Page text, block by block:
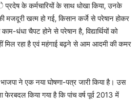
के कर्मचारियों के साथ धोखा किया, उनके
मजदूरी खत्म हो गई, किसान कर्जे से परेषान होकर
धंधा चैपट होने से परेषान है, विद्यार्थियों को
मिल रहा है एवं महंगाई बढ़ने से आम आदमी की कमर
ने एक नया घोषणा-पत्र जारी किया है। उस
फेरबदल किया गया है कि पांच वर्ष पूर्व 2013 में